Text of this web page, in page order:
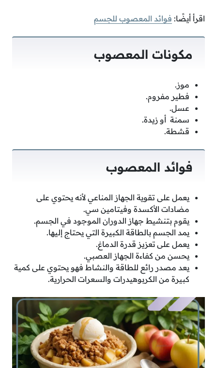
اقرأ أيضًا: فوائد المعصوب للجسم
مكونات المعصوب
موز.
فطير مفروم.
عسل.
سمنة أو زيدة.
قشطة.
فوائد المعصوب
يعمل على تقوية الجهاز المناعي لأنه يحتوي على
مضادات الأكسدة وفيتامين سي.
يقوم بتنشيط جهاز الدوران الموجود في الجسم.
يمد الجسم بالطاقة الكبيرة التي يحتاج إليها.
يعمل على تعزيز قدرة الدماغ.
يحسن من كفاءة الجهاز العصبي.
يعد مصدر رائع للطاقة والنشاط فهو يحتوي على كمية
كبيرة من الكربوهيدرات والسعرات الحرارية.